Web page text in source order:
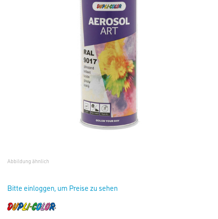
Abbildung ähnlich
Bitte einloggen, um Preise zu sehen